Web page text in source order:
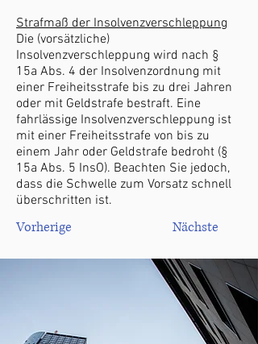
Strafmaß der Insolvenzverschleppung
Die (vorsätzliche)
Insolvenzverschleppung wird nach §
15a Abs. 4 der Insolvenzordnung mit
einer Freiheitsstrafe bis zu drei Jahren
oder mit Geldstrafe bestraft. Eine
fahrlässige Insolvenzverschleppung ist
mit einer Freiheitsstrafe von bis zu
einem Jahr oder Geldstrafe bedroht (§
15a Abs. 5 InsO). Beachten Sie jedoch,
dass die Schwelle zum Vorsatz schnell
überschritten ist.
Vorherige Nächste